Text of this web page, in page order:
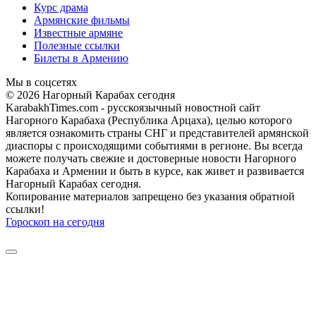
Курс драма
Армянские фильмы
Известные армяне
Полезные ссылки
Билеты в Армению
Мы в соцсетях
© 2026 Нагорный Карабах сегодня
KarabakhTimes.com - русскоязычный новостной сайт
Нагорного Карабаха (Республика Арцаха), целью которого
является ознакомить страны СНГ и представителей армянской
диаспоры с происходящими событиями в регионе. Вы всегда
можете получать свежие и достоверные новости Нагорного
Карабаха и Армении и быть в курсе, как живет и развивается
Нагорный Карабах сегодня.
Копирование материалов запрещено без указания обратной
ссылки!
Гороскоп на сегодня